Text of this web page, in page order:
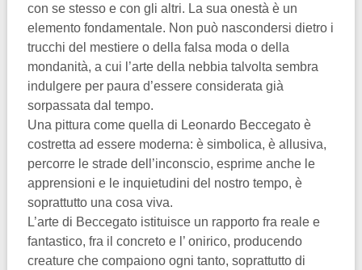
con se stesso e con gli altri. La sua onestà è un
elemento fondamentale. Non può nascondersi dietro i
trucchi del mestiere o della falsa moda o della
mondanità, a cui l’arte della nebbia talvolta sembra
indulgere per paura d’essere considerata già
sorpassata dal tempo.
Una pittura come quella di Leonardo Beccegato è
costretta ad essere moderna: è simbolica, è allusiva,
percorre le strade dell’inconscio, esprime anche le
apprensioni e le inquietudini del nostro tempo, è
soprattutto una cosa viva.
L’arte di Beccegato istituisce un rapporto fra reale e
fantastico, fra il concreto e l’ onirico, producendo
creature che compaiono ogni tanto, soprattutto di